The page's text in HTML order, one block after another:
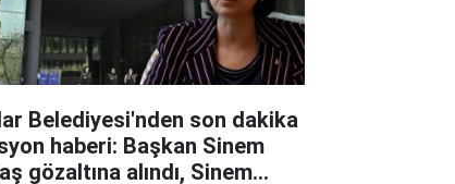
Belediyesi'nden son dakika
haberi: Başkan Sinem
gözaltına alındı, Sinem